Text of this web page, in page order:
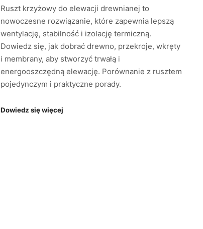
Ruszt krzyżowy do elewacji drewnianej to
nowoczesne rozwiązanie, które zapewnia lepszą
wentylację, stabilność i izolację termiczną.
Dowiedz się, jak dobrać drewno, przekroje, wkręty
i membrany, aby stworzyć trwałą i
energooszczędną elewację. Porównanie z rusztem
pojedynczym i praktyczne porady.
Dowiedz się więcej